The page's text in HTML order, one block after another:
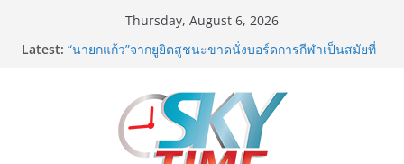
Thursday, August 6, 2026
Latest: อดีตแข้งดังทีมชาติ ยุคบุกเบิก “วัดสุทธิฯ”รวมพลงาน “สิงห์
สตาร์ทวันนี้ Franchise Expo Thailand & TESE 2026 วัน
ที่ 6-9 ส.ค.69 ฮอลล์ 6-8 เมืองทองธานีพบทัพธุรกิจ&แฟรน
ไชส์ ซัพพลายเออร์สินค้า เติมรายได้ช่วยเศรษฐกิจไทย ลด